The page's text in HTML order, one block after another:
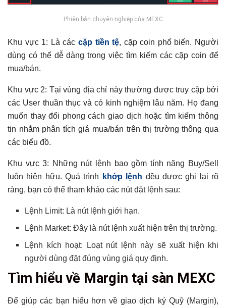
Phiên bản chuyên nghiệp của MEXC
Khu vực 1: Là các cặp tiền tệ, cặp coin phổ biến. Người
dùng có thể dễ dàng trong việc tìm kiếm các cặp coin để
mua/bán.
Khu vực 2: Tại vùng địa chỉ này thường được truy cập bởi
các User thuần thục và có kinh nghiệm lâu năm. Họ đang
muốn thay đổi phong cách giao dịch hoặc tìm kiếm thông
tin nhằm phân tích giá mua/bán trên thị trường thông qua
các biểu đồ.
Khu vực 3: Những nút lệnh bao gồm tính năng Buy/Sell
luôn hiện hữu. Quá trình
khớp lệnh đều được ghi lại rõ
ràng, bạn có thể tham khảo các nút đặt lệnh sau:
Lệnh Limit: Là nút lệnh giới hạn.
Lệnh Market: Đây là nút lệnh xuất hiện trên thị trường.
Lệnh kích hoạt: Loạt nút lệnh này sẽ xuất hiện khi
người dùng đặt đúng vùng giá quy định.
Tìm hiểu về Margin tại sàn MEXC
Để giúp các bạn hiểu hơn về giao dịch ký Quỹ (Margin),